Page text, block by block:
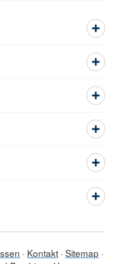
Kontakt Sitemap